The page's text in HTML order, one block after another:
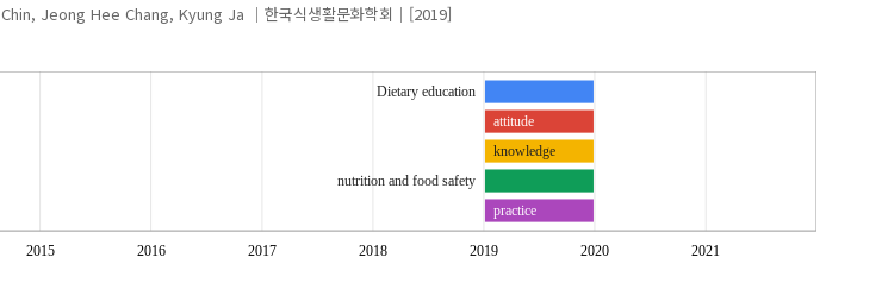
Chin, Jeong Hee Chang, Kyung Ja 한국식생활문화학회 [2019]
2015 2016 2017 2018 2019 2020 2021
Dietary education
attitude
knowledge
nutrition and food safety
practice